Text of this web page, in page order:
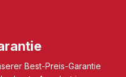
Best-Preis-Garantie